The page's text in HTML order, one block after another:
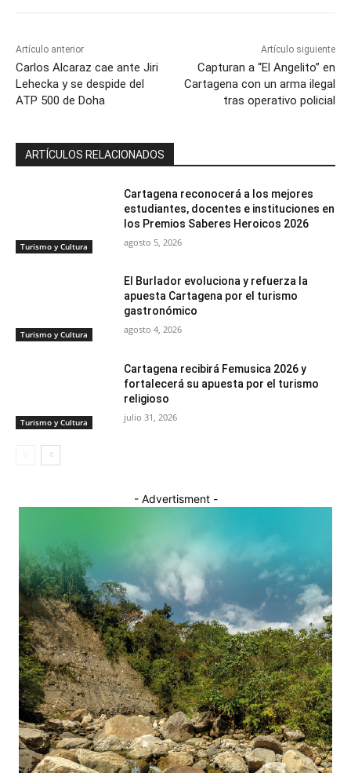
Artículo anterior
Carlos Alcaraz cae ante Jiri
Lehecka y se despide del
ATP 500 de Doha
Artículo siguiente
Capturan a “El Angelito” en
Cartagena con un arma ilegal
tras operativo policial
ARTÍCULOS RELACIONADOS
Turismo y Cultura
Cartagena reconocerá a los mejores
estudiantes, docentes e instituciones en
los Premios Saberes Heroicos 2026
agosto 5, 2026
Turismo y Cultura
El Burlador evoluciona y refuerza la
apuesta Cartagena por el turismo
gastronómico
agosto 4, 2026
Turismo y Cultura
Cartagena recibirá Femusica 2026 y
fortalecerá su apuesta por el turismo
religioso
julio 31, 2026
- Advertisment -